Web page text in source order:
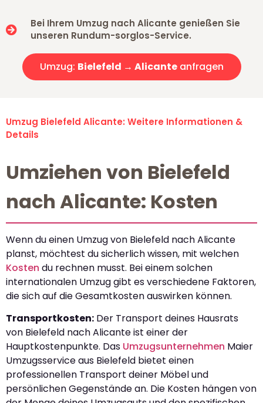
Bei Ihrem Umzug nach Alicante genießen Sie
unseren Rundum-sorglos-Service.
Umzug: Bielefeld → Alicanteanfragen
Umzug Bielefeld Alicante: Weitere Informationen &
Details
Umziehen von Bielefeld
nach Alicante: Kosten
Wenn du einen Umzug von Bielefeld nach Alicante
planst, möchtest du sicherlich wissen, mit welchen
Kosten du rechnen musst. Bei einem solchen
internationalen Umzug gibt es verschiedene Faktoren,
die sich auf die Gesamtkosten auswirken können.
Transportkosten: Der Transport deines Hausrats
von Bielefeld nach Alicante ist einer der
Hauptkostenpunkte. Das Umzugsunternehmen Maier
Umzugsservice aus Bielefeld bietet einen
professionellen Transport deiner Möbel und
persönlichen Gegenstände an. Die Kosten hängen von